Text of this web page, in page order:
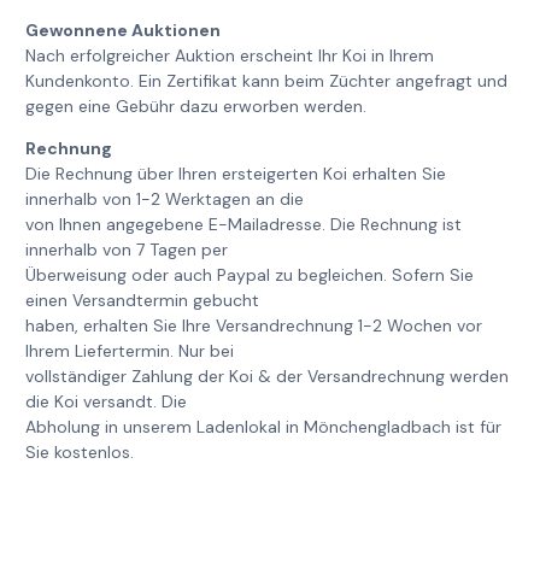
Gewonnene Auktionen
Nach erfolgreicher Auktion erscheint Ihr Koi in Ihrem
Kundenkonto. Ein Zertifikat kann beim Züchter angefragt und
gegen eine Gebühr dazu erworben werden.
Rechnung
Die Rechnung über Ihren ersteigerten Koi erhalten Sie
innerhalb von 1-2 Werktagen an die
von Ihnen angegebene E-Mailadresse. Die Rechnung ist
innerhalb von 7 Tagen per
Überweisung oder auch Paypal zu begleichen. Sofern Sie
einen Versandtermin gebucht
haben, erhalten Sie Ihre Versandrechnung 1-2 Wochen vor
Ihrem Liefertermin. Nur bei
vollständiger Zahlung der Koi & der Versandrechnung werden
die Koi versandt. Die
Abholung in unserem Ladenlokal in Mönchengladbach ist für
Sie kostenlos.